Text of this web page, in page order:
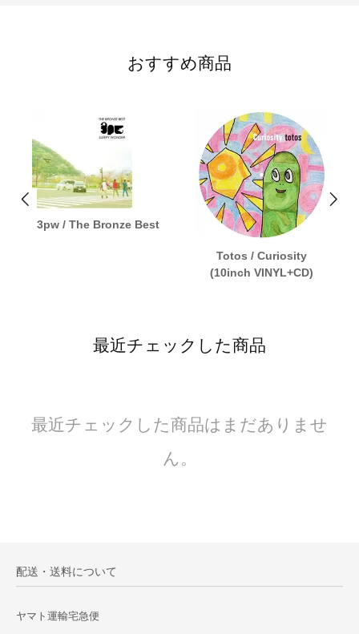
おすすめ商品
3pw / The Bronze Best
Totos / Curiosity
(10inch VINYL+CD)
最近チェックした商品
最近チェックした商品はまだありませ
ん。
配送・送料について
ヤマト運輸宅急便